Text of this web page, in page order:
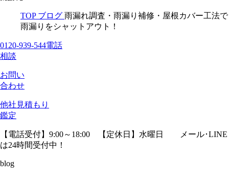
TOP ブログ 雨漏れ調査・雨漏り補修・屋根カバー工法で
雨漏りをシャットアウト！
0120-939-544電話
相談
お問い
合わせ
他社見積もり
鑑定
【電話受付】9:00～18:00 【定休日】水曜日
メール･LINE
は24時間受付中！
blog